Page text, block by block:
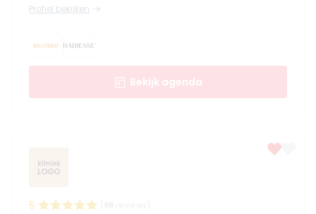
Profiel bekijken
Bekijk agenda
5